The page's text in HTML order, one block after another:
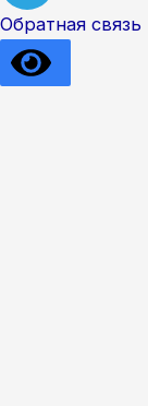
Обратная связь